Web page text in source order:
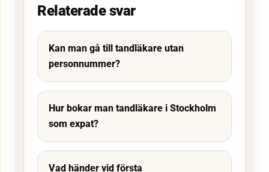
Relaterade svar
Kan man gå till tandläkare utan
personnummer?
Hur bokar man tandläkare i Stockholm
som expat?
Vad händer vid första